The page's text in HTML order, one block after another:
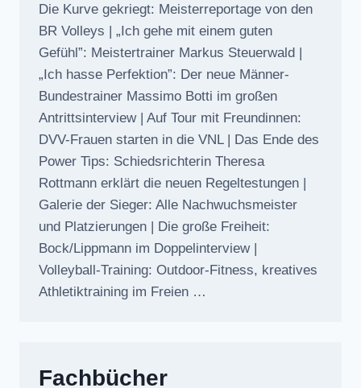
Die Kurve gekriegt: Meisterreportage von den
BR Volleys | „Ich gehe mit einem guten
Gefühl”: Meistertrainer Markus Steuerwald |
„Ich hasse Perfektion”: Der neue Männer-
Bundestrainer Massimo Botti im großen
Antrittsinterview | Auf Tour mit Freundinnen:
DVV-Frauen starten in die VNL | Das Ende des
Power Tips: Schiedsrichterin Theresa
Rottmann erklärt die neuen Regeltestungen |
Galerie der Sieger: Alle Nachwuchsmeister
und Platzierungen | Die große Freiheit:
Bock/Lippmann im Doppelinterview |
Volleyball-Training: Outdoor-Fitness, kreatives
Athletiktraining im Freien …
Fachbücher